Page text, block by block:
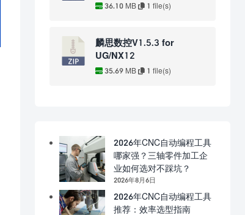
36.10 MB 1 file(s)
麟思数控V1.5.3 for
UG/NX12
35.69 MB 1 file(s)
2026年CNC自动编程工具
哪家强？三轴零件加工企
业如何选对不踩坑？
2026年8月6日
2026年CNC自动编程工具
推荐：效率选型指南